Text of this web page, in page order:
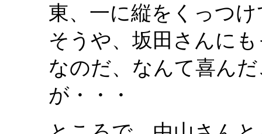
東、一に縦をくっつ
そうや、坂田さんに
なのだ、なんて喜ん
が・・・